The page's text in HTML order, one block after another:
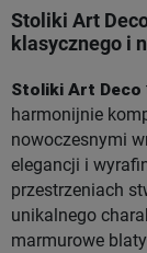
Stoliki Art
klasycznego i
Stoliki Art Deco
harmonijnie
nowoczesnymi
elegancji i
przestrzeniach
unikalnego
marmurowe